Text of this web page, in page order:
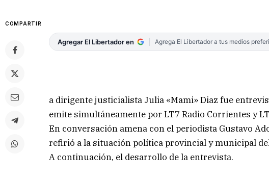
COMPARTIR
Agregar El Libertador en Agrega El Libertador a tus medios
a dirigente justicialista Julia «Mami» Diaz fue
emite simultáneamente por LT7 Radio Corrientes y
En conversación amena con el periodista Gustavo
refirió a la situación política provincial y municipal
A continuación, el desarrollo de la entrevista.